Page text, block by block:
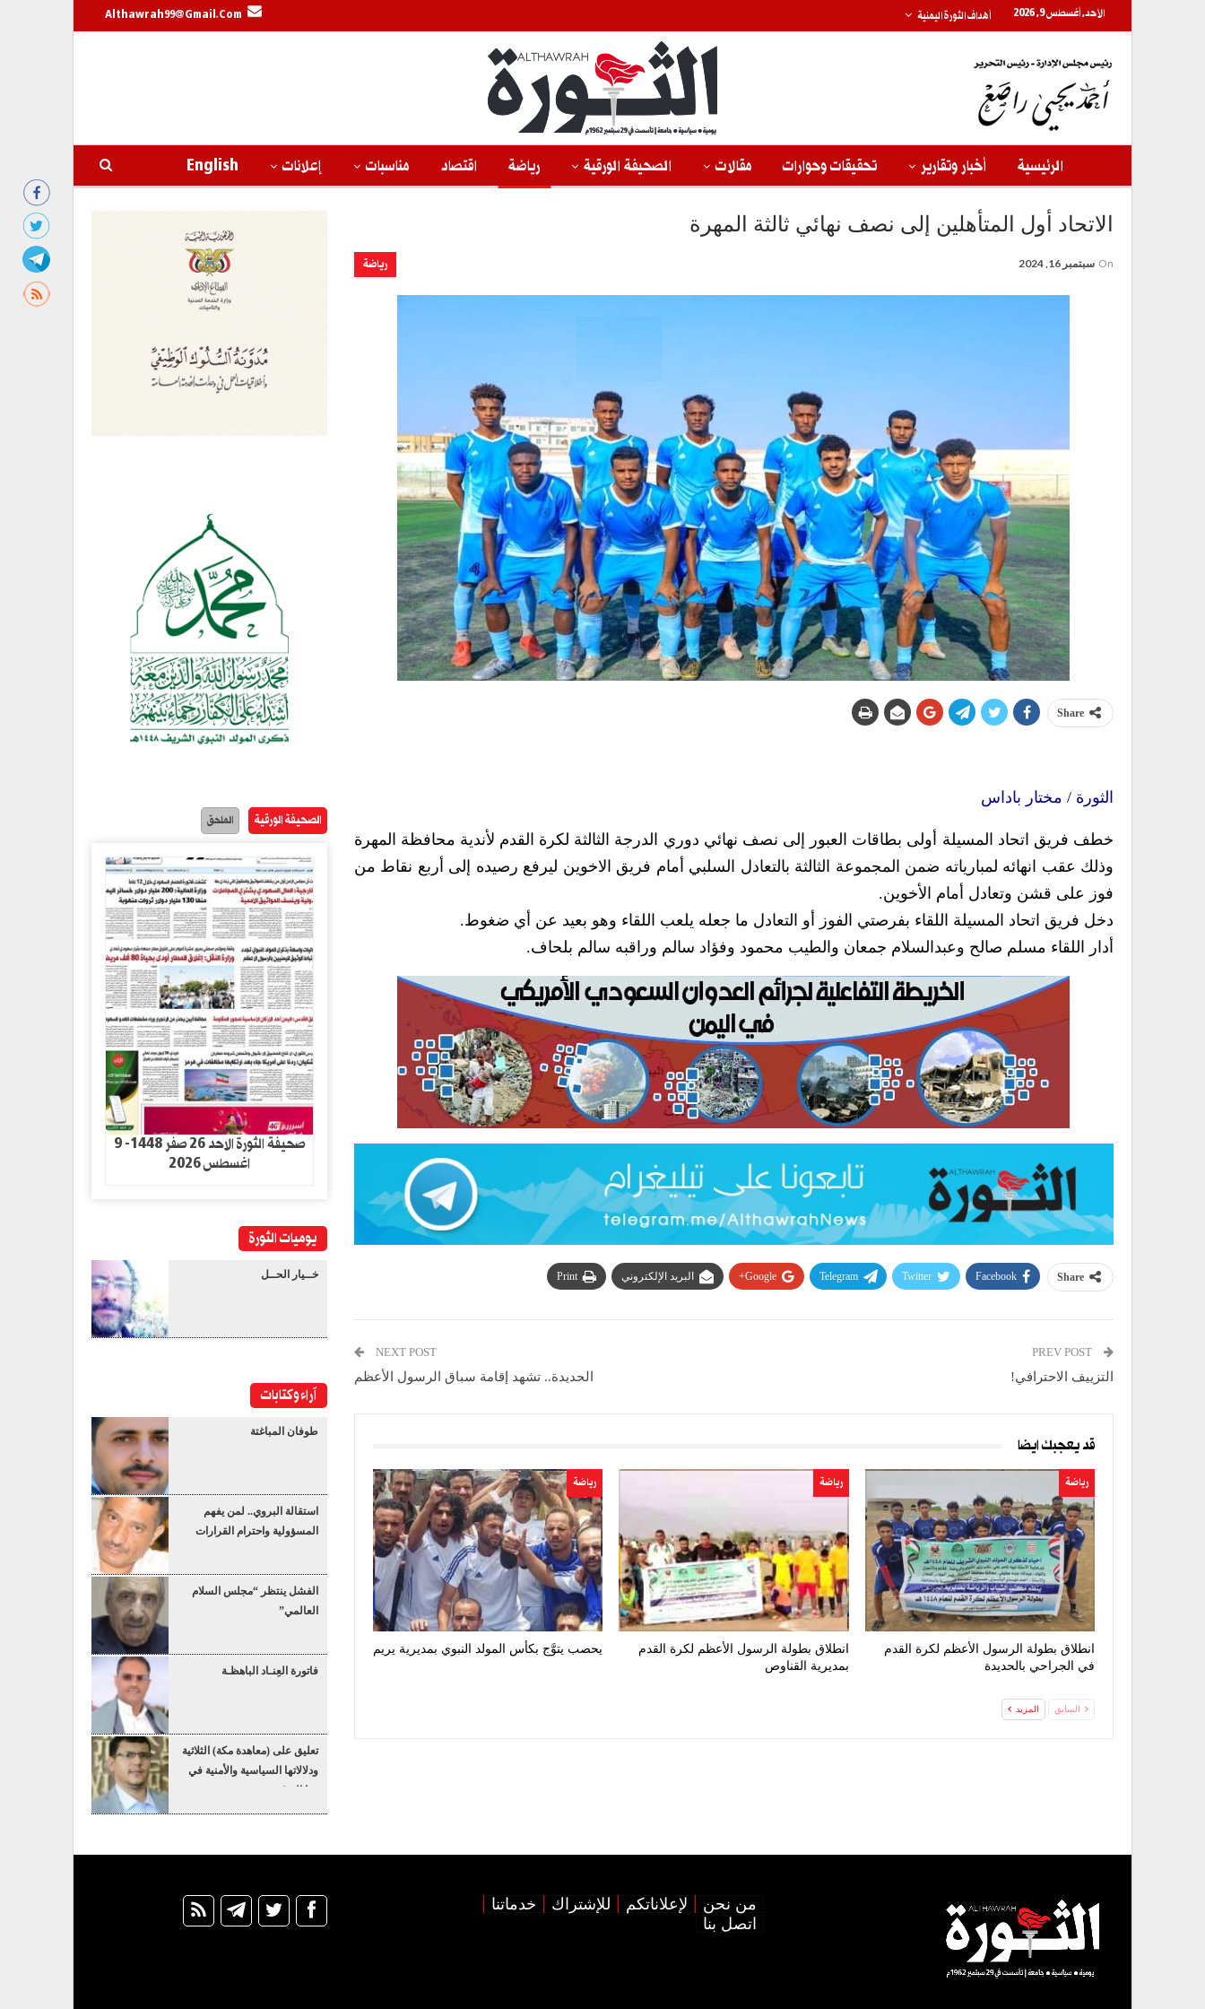
الأحد, أغسطس 9, 2026 أهداف الثورة اليمنية Althawrah99@gmail.com
الرئيسية أخبار وتقارير تحقيقات وحوارات مقالات الصحيفة الورقية رياضة اقتصاد مناسبات إعلانات English
الاتحاد أول المتأهلين إلى نصف نهائي ثالثة المهرة
رياضة On سبتمبر 16, 2024
Share
الثورة / مختار باداس
خطف فريق اتحاد المسيلة أولى بطاقات العبور إلى نصف نهائي دوري الدرجة الثالثة لكرة القدم لأندية محافظة المهرة
وذلك عقب انهائه لمبارياته ضمن المجموعة الثالثة بالتعادل السلبي أمام فريق الاخوين ليرفع رصيده إلى أربع نقاط من
فوز على قشن وتعادل أمام الأخوين.
دخل فريق اتحاد المسيلة اللقاء بفرصتي الفوز أو التعادل ما جعله يلعب اللقاء وهو بعيد عن أي ضغوط.
أدار اللقاء مسلم صالح وعبدالسلام جمعان والطيب محمود وفؤاد سالم وراقبه سالم بلحاف.
Share
Facebook
Twitter
Telegram
Google+ البريد الإلكتروني Print
التزييف الاحترافي!
NEXT POST
الحديدة.. تشهد إقامة سباق الرسول الأعظم
قد يعجبك ايضا
رياضة
انطلاق بطولة الرسول الأعظم لكرة القدم
في الجراحي بالحديدة
رياضة
انطلاق بطولة الرسول الأعظم لكرة القدم
بمديرية القناوص
رياضة
يحصب يتوَّج بكأس المولد النبوي بمديرية يريم
السابق المزيد
الصحيفة الورقية الملحق
صحيفة الثورة الاحد 26 صفر 1448- 9
اغسطس 2026
يوميات الثورة
خــيار الحــل
آراء وكتابات
طوفان المباغتة
استقالة البروي.. لمن يفهم
المسؤولية واحترام القرارات
الفشل ينتظر “مجلس السلام
العالمي”
فاتورة العِنـاد الباهظـة
تعليق على (معاهدة مكة) الثلاثية
ودلالاتها السياسية والأمنية في
هذا التوقيت
من نحن لإعلاناتكم للإشتراك
خدماتنا
اتصل بنا